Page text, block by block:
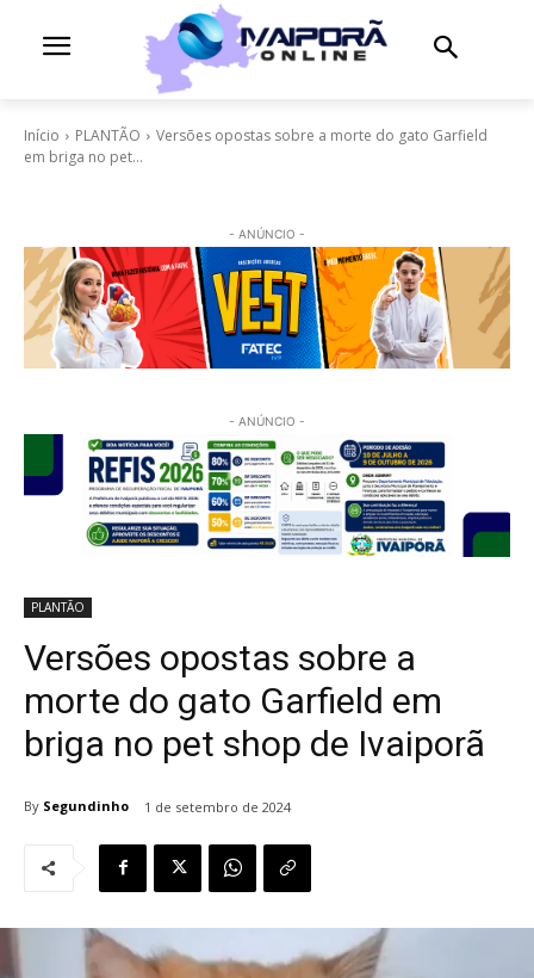
Início PLANTÃO
Versões opostas sobre a morte do gato Garfield
em briga no pet...
- ANÚNCIO -
- ANÚNCIO -
PLANTÃO
Versões opostas sobre a
morte do gato Garfield em
briga no pet shop de Ivaiporã
By Segundinho 1 de setembro de 2024